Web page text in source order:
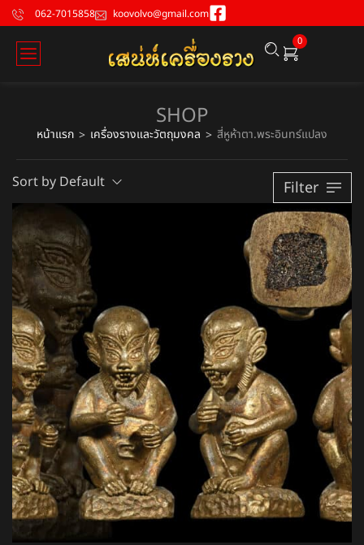
062-7015858 koovolvo@gmail.com
0
SHOP
หน้าแรก > เครื่องรางและวัตถุมงคล > สี่หูห้าตา.พระอินทร์แปลง
Sort by Default Filter